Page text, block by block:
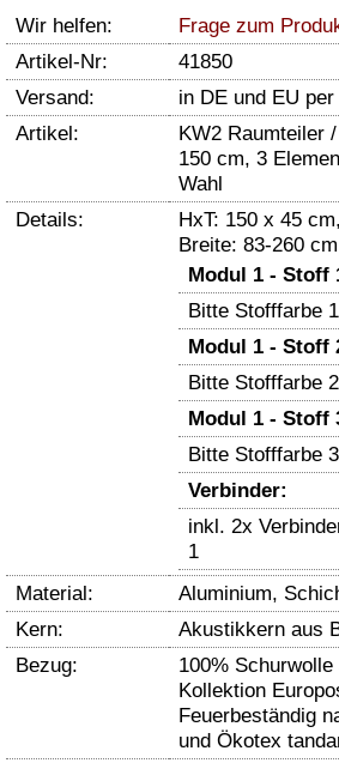
Wir helfen:
Frage zum
Artikel-Nr:
41850
Versand:
in DE und EU
Artikel:
KW2 Raumteiler
150 cm, 3
Wahl
Details:
HxT: 150 x 45 cm,
Breite: 83-260 cm
Modul 1 - Stoff
Bitte Stofffarbe
Modul 1 - Stoff
Bitte Stofffarbe
Modul 1 - Stoff
Bitte Stofffarbe
Verbinder:
inkl. 2x
1
Material:
Aluminium,
Kern:
Akustikkern aus
Bezug:
100%
Kollektion
Feuerbeständig
und Ökotex